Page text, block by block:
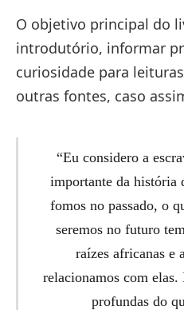
O objetivo principal do
introdutório, informar
curiosidade para
outras fontes, caso
“Eu considero a
importante da história
fomos no passado, o
seremos no futuro
raízes africanas e
relacionamos com elas.
profundas do